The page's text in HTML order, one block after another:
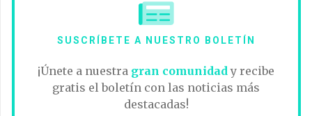
SUSCRÍBETE A NUESTRO BOLETÍN
¡Únete a nuestra gran comunidad y recibe
gratis el boletín con las noticias más
destacadas!